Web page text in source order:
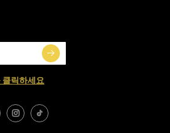
클릭하세요